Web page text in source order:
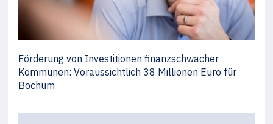
Förderung von Investitionen finanzschwacher
Kommunen: Voraussichtlich 38 Millionen Euro für
Bochum